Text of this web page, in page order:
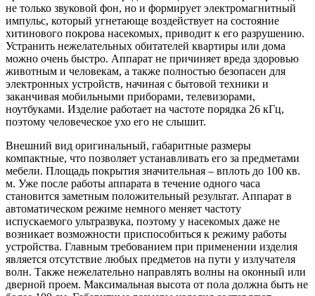
не только звуковой фон, но и формирует электромагнитный
импульс, который угнетающе воздействует на состояние
хитинового покрова насекомых, приводит к его разрушению.
Устранить нежелательных обитателей квартиры или дома
можно очень быстро. Аппарат не причиняет вреда здоровью
животным и человекам, а также полностью безопасен для
электронных устройств, начиная с бытовой техники и
заканчивая мобильными приборами, телевизорами,
ноутбуками. Изделие работает на частоте порядка 26 кГц,
поэтому человеческое ухо его не слышит.
Внешний вид оригинальный, габаритные размеры
компактные, что позволяет устанавливать его за предметами
мебели. Площадь покрытия значительная – вплоть до 100 кв.
м. Уже после работы аппарата в течение одного часа
становится заметным положительный результат. Аппарат в
автоматическом режиме немного меняет частоту
испускаемого ультразвука, поэтому у насекомых даже не
возникает возможности приспособиться к режиму работы
устройства. Главным требованием при применении изделия
является отсутствие любых предметов на пути у излучателя
волн. Также нежелательно направлять волны на оконный или
дверной проем. Максимальная высота от пола должна быть не